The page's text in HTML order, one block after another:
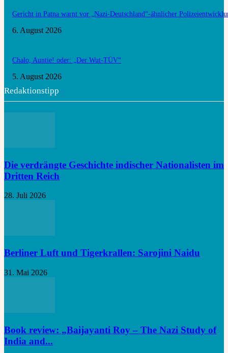
Gericht in Patna warnt vor „Nazi-Deutschland“-ähnlicher
6. August 2026
Chalo, Auntie! oder: „Der Wut-TÜV“
5. August 2026
Redaktionstipp
Die verdrängte Geschichte indischer Nationalisten im
Dritten Reich
28. Juli 2026
Berliner Luft und Tigerkrallen: Sarojini Naidu
31. Mai 2026
Book review: „Baijayanti Roy – The Nazi Study of
India and...